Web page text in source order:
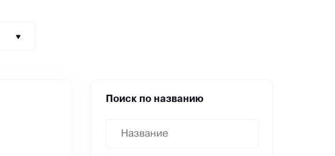
Поиск по названию